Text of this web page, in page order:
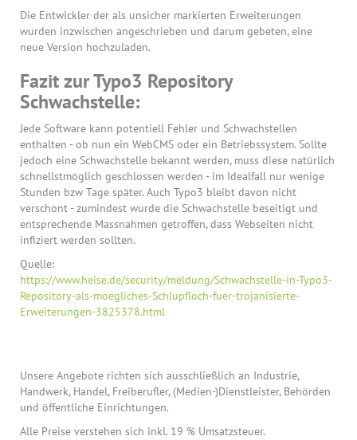
Die Entwickler der als unsicher markierten Erweiterungen
wurden inzwischen angeschrieben und darum gebeten, eine
neue Version hochzuladen.
Fazit zur Typo3 Repository
Schwachstelle:
Jede Software kann potentiell Fehler und Schwachstellen
enthalten - ob nun ein WebCMS oder ein Betriebssystem. Sollte
jedoch eine Schwachstelle bekannt werden, muss diese natürlich
schnellstmöglich geschlossen werden - im Idealfall nur wenige
Stunden bzw Tage später. Auch Typo3 bleibt davon nicht
verschont - zumindest wurde die Schwachstelle beseitigt und
entsprechende Massnahmen getroffen, dass Webseiten nicht
infiziert werden sollten.
Quelle:
https://www.heise.de/security/meldung/Schwachstelle-in-Typo3-
Repository-als-moegliches-Schlupfloch-fuer-trojanisierte-
Erweiterungen-3825378.html
Unsere Angebote richten sich ausschließlich an Industrie,
Handwerk, Handel, Freiberufler, (Medien-)Dienstleister, Behörden
und öffentliche Einrichtungen.
Alle Preise verstehen sich inkl. 19 % Umsatzsteuer.